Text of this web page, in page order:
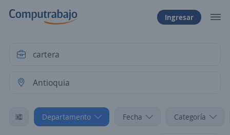
Ingresar
Departamento Fecha Categoría